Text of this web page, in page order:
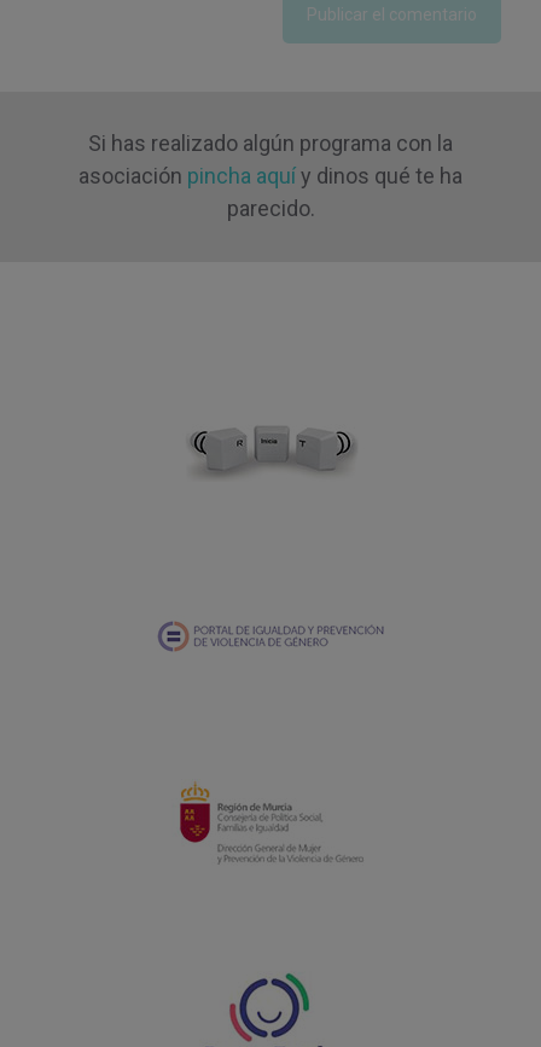
Si has realizado algún programa con la
asociación pincha aquíy dinos qué te ha
parecido.